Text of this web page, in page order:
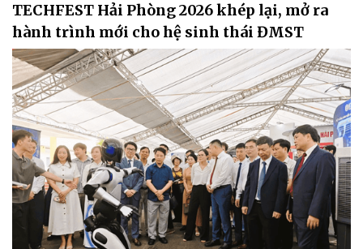
TECHFEST Hải Phòng 2026 khép lại, mở ra
hành trình mới cho hệ sinh thái ĐMST